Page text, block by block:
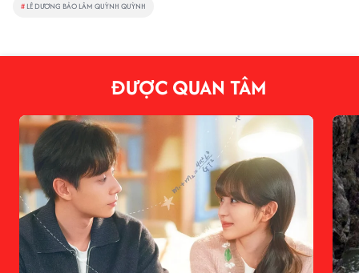
# LÊ DƯƠNG BẢO LÂM QUỲNH QUỲNH
ĐƯỢC QUAN TÂM